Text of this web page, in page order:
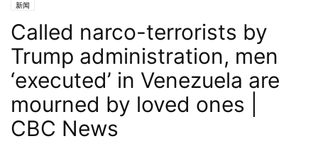
新闻
Called narco-terrorists by
Trump administration, men
‘executed’ in Venezuela are
mourned by loved ones |
CBC News